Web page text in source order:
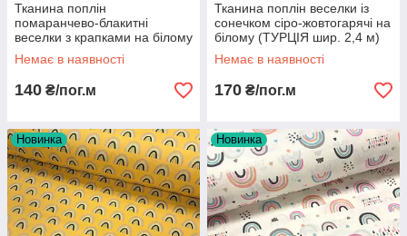
Тканина поплін
помаранчево-блакитні
веселки з крапками на білому
(ТУРЦІЯ шир. 2,4 м) (R-FR-
0049)
Немає в наявності
140 ₴/пог.м
Тканина поплін веселки із
сонечком сіро-жовтогарячі на
білому (ТУРЦІЯ шир. 2,4 м)
(R-G-0338)
Немає в наявності
170 ₴/пог.м
Новинка Новинка